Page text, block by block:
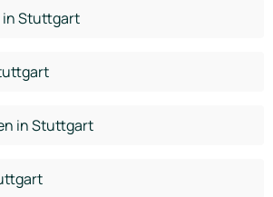
in Stuttgart
in Stuttgart